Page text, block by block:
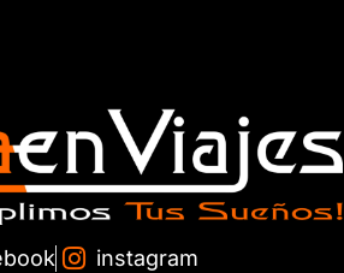
instagram